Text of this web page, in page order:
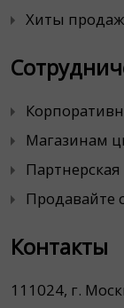
Хиты продаж
Магазинам
Продавайте
Контакты
111024, г.